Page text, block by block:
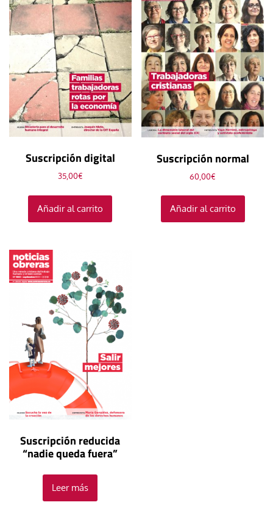
Suscripción digital
35,00€
Añadir al carrito
Suscripción normal
60,00€
Añadir al carrito
Suscripción reducida
“nadie queda fuera”
Leer más